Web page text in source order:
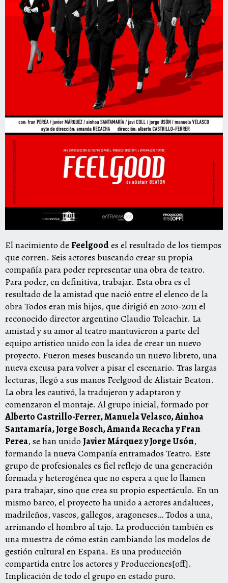
El nacimiento de Feelgoodes el resultado de los tiempos
que corren. Seis actores buscando crear su propia
compañía para poder representar una obra de teatro.
Para poder, en definitiva, trabajar. Esta obra es el
resultado de la amistad que nació entre el elenco de la
obra Todos eran mis hijos, que dirigió en 2010-2011 el
reconocido director argentino Claudio Tolcachir. La
amistad y su amor al teatro mantuvieron a parte del
equipo artístico unido con la idea de crear un nuevo
proyecto. Fueron meses buscando un nuevo libreto, una
nueva excusa para volver a pisar el escenario. Tras largas
lecturas, llegó a sus manos Feelgood de Alistair Beaton.
La obra les cautivó, la tradujeron y adaptaron y
comenzaron el montaje. Al grupo inicial, formado por
Alberto Castrillo-Ferrer, Manuela Velasco, Ainhoa
Santamaría, Jorge Bosch, Amanda Recacha y Fran
Perea, se han unido Javier Márquez y Jorge Usón,
formando la nueva Compañía entramados Teatro. Este
grupo de profesionales es fiel reflejo de una generación
formada y heterogénea que no espera a que lo llamen
para trabajar, sino que crea su propio espectáculo. En un
mismo barco, el proyecto ha unido a actores andaluces,
madrileños, vascos, gallegos, aragoneses… Todos a una,
arrimando el hombro al tajo. La producción también es
una muestra de cómo están cambiando los modelos de
gestión cultural en España. Es una producción
compartida entre los actores y Producciones[off].
Implicación de todo el grupo en estado puro.